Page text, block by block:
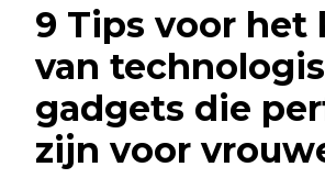
9 Tips voor het
van
gadgets die
zijn voor